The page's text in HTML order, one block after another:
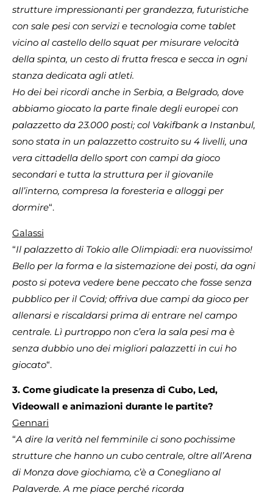
strutture impressionanti per grandezza, futuristiche
con sale pesi con servizi e tecnologia come tablet
vicino al castello dello squat per misurare velocità
della spinta, un cesto di frutta fresca e secca in ogni
stanza dedicata agli atleti.
Ho dei bei ricordi anche in Serbia, a Belgrado, dove
abbiamo giocato la parte finale degli europei con
palazzetto da 23.000 posti; col Vakifbank a Instanbul,
sono stata in un palazzetto costruito su 4 livelli, una
vera cittadella dello sport con campi da gioco
secondari e tutta la struttura per il giovanile
all’interno, compresa la foresteria e alloggi per
dormire“.
Galassi
“Il palazzetto di Tokio alle Olimpiadi: era nuovissimo!
Bello per la forma e la sistemazione dei posti, da ogni
posto si poteva vedere bene peccato che fosse senza
pubblico per il Covid; offriva due campi da gioco per
allenarsi e riscaldarsi prima di entrare nel campo
centrale. Lì purtroppo non c’era la sala pesi ma è
senza dubbio uno dei migliori palazzetti in cui ho
giocato“.
3. Come giudicate la presenza di Cubo, Led,
Videowall e animazioni durante le partite?
Gennari
“A dire la verità nel femminile ci sono pochissime
strutture che hanno un cubo centrale, oltre all’Arena
di Monza dove giochiamo, c’è a Conegliano al
Palaverde. A me piace perché ricorda